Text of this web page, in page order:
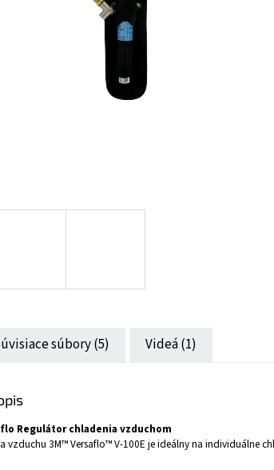
súbory (5) Videá (1)
Regulátor chladenia vzduchom
vzduchu 3M™ Versaflo™ V-100E je ideálny na individuálne